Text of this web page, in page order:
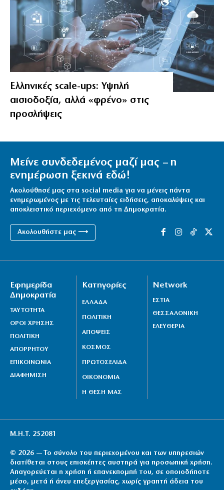
Ελληνικές scale-ups: Υψηλή
αισιοδοξία, αλλά «φρένο» στις
προσλήψεις
Μείνε συνδεδεμένος μαζί μας – η
ενημέρωση ξεκινά εδώ!
Ακολούθησέ μας στα social media για να μένεις πάντα
ενημερωμένος με τις τελευταίες ειδήσεις, αποκαλύψεις και
αποκλειστικό περιεχόμενο από τη Δημοκρατία.
Ακολουθήστε μας ⟶
Εφημερίδα
Δημοκρατία
ΤΑΥΤΟΤΗΤΑ
ΟΡΟΙ ΧΡΗΣΗΣ
ΠΟΛΙΤΙΚΗ
ΑΠΟΡΡΗΤΟΥ
ΕΠΙΚΟΙΝΩΝΙΑ
ΔΙΑΦΗΜΙΣΗ
Κατηγορίες
ΕΛΛΑΔΑ
ΠΟΛΙΤΙΚΗ
ΑΠΟΨΕΙΣ
ΚΟΣΜΟΣ
ΠΡΩΤΟΣΕΛΙΔΑ
ΟΙΚΟΝΟΜΙΑ
Η ΘΕΣΗ ΜΑΣ
Network
ΕΣΤΙΑ
ΘΕΣΣΑΛΟΝΙΚΗ
ΕΛΕΥΘΕΡΙΑ
Μ.Η.Τ. 252081
© 2026 — Το σύνολο του περιεχομένου και των υπηρεσιών
διατίθεται στους επισκέπτες αυστηρά για προσωπική χρήση.
Απαγορεύεται η χρήση ή επανεκπομπή του, σε οποιοδήποτε
μέσο, μετά ή άνευ επεξεργασίας, χωρίς γραπτή άδεια του